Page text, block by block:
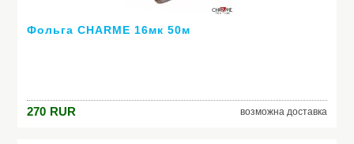
Фольга CHARME 16мк 50м
270 RUR возможна доставка